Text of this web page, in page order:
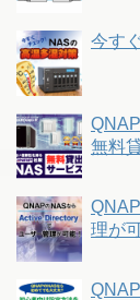
今す
無料
理が